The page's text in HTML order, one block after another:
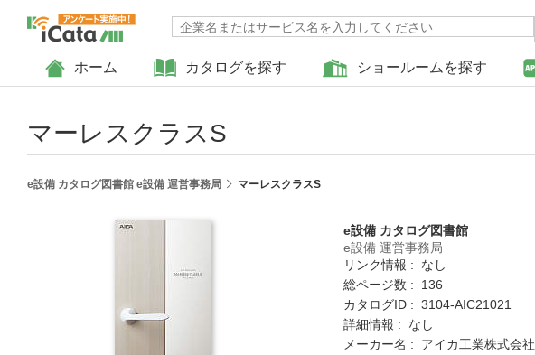
ホーム カタログを探す ショールームを探す
マーレスクラスS
e設備 カタログ図書館 e設備 運営事務局 マーレスクラスS
e設備 カタログ図書館
e設備 運営事務局
リンク情報 : なし
総ページ数 : 136
カタログID : 3104-AIC21021
詳細情報 : なし
メーカー名 : アイカ工業株式会社